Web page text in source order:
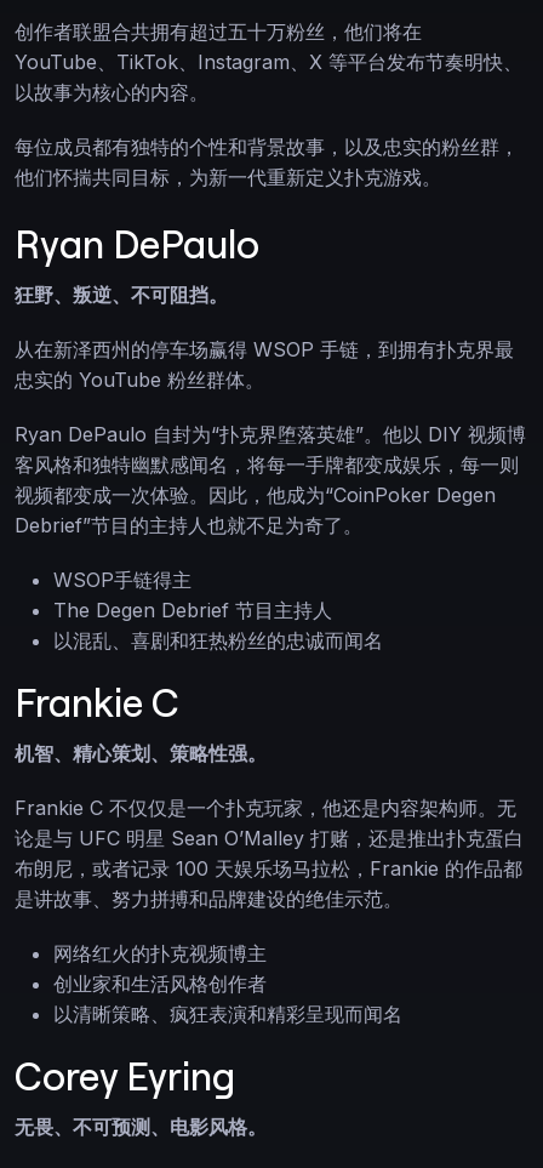
创作者联盟合共拥有超过五十万粉丝，他们将在
YouTube、TikTok、Instagram、X 等平台发布节奏明快、
以故事为核心的内容。
每位成员都有独特的个性和背景故事，以及忠实的粉丝群，
他们怀揣共同目标，为新一代重新定义扑克游戏。
Ryan DePaulo
狂野、叛逆、不可阻挡。
从在新泽西州的停车场赢得 WSOP 手链，到拥有扑克界最
忠实的 YouTube 粉丝群体。
Ryan DePaulo 自封为“扑克界堕落英雄”。他以 DIY 视频博
客风格和独特幽默感闻名，将每一手牌都变成娱乐，每一则
视频都变成一次体验。因此，他成为“CoinPoker Degen
Debrief”节目的主持人也就不足为奇了。
WSOP手链得主
The Degen Debrief 节目主持人
以混乱、喜剧和狂热粉丝的忠诚而闻名
Frankie C
机智、精心策划、策略性强。
Frankie C 不仅仅是一个扑克玩家，他还是内容架构师。无
论是与 UFC 明星 Sean O’Malley 打赌，还是推出扑克蛋白
布朗尼，或者记录 100 天娱乐场马拉松，Frankie 的作品都
是讲故事、努力拼搏和品牌建设的绝佳示范。
网络红火的扑克视频博主
创业家和生活风格创作者
以清晰策略、疯狂表演和精彩呈现而闻名
Corey Eyring
无畏、不可预测、电影风格。